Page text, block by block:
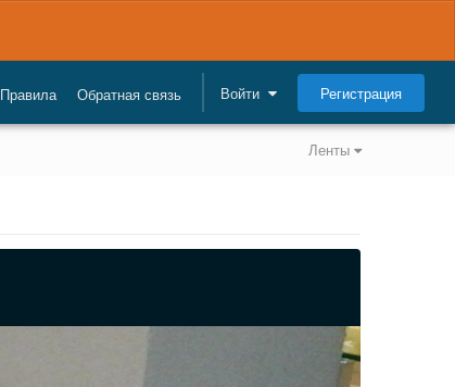
Правила Обратная связь Войти Регистрация
Ленты